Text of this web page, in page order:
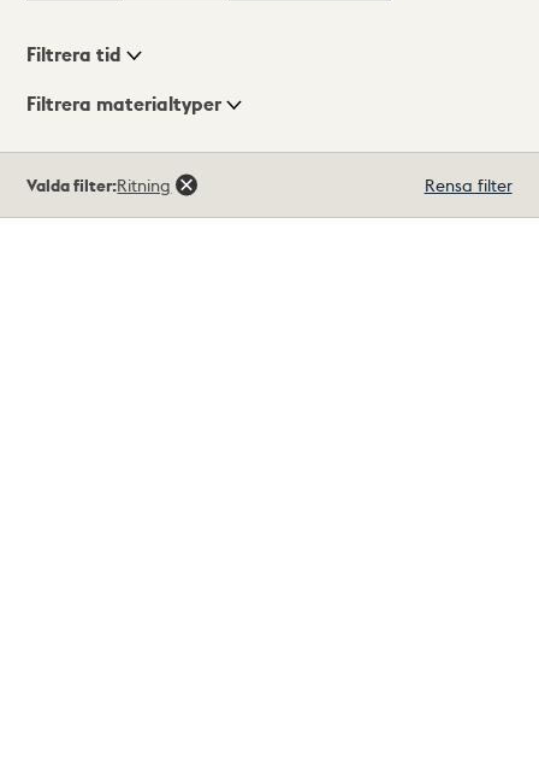
Visningsläge
Filtrera tid
Filtrera materialtyper
träffar
Valda filter:Ritning Rensa filter